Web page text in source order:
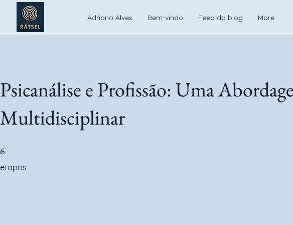
Adriano Alves Bem-vindo Feed do blog More
Psicanálise e Profissão: Uma
Multidisciplinar
6
etapas